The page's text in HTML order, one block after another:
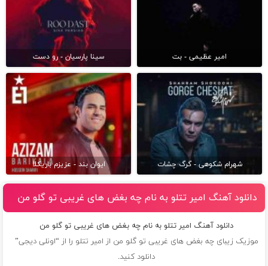
امیر عظیمی - بت سینا پارسیان - رو دست
شهرام شکوهی - گرگ چشات ایوان بند - عزیزم باریکلا
دانلود آهنگ امیر تتلو به نام چه بغض های غریبی تو گلو من
دانلود آهنگ امیر تتلو به نام چه بغض های غریبی تو گلو من
موزیک زیبای چه بغض های غریبی تو گلو من از امیر تتلو را از “اونلی دیجی”
دانلود کنید.